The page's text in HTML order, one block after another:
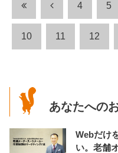
4 5
10 11 12
あなたへの
Webだけ
い。老舗